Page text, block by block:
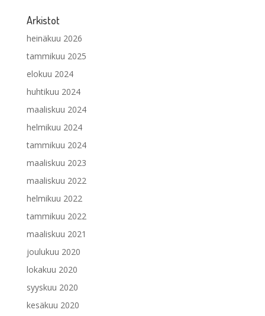
Arkistot
heinäkuu 2026
tammikuu 2025
elokuu 2024
huhtikuu 2024
maaliskuu 2024
helmikuu 2024
tammikuu 2024
maaliskuu 2023
maaliskuu 2022
helmikuu 2022
tammikuu 2022
maaliskuu 2021
joulukuu 2020
lokakuu 2020
syyskuu 2020
kesäkuu 2020